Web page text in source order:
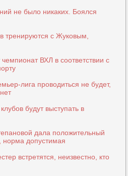
не было никаких. Боялся
тренируются с Жуковым,
ВХЛ в соответствии с
лига проводиться не будет,
будут выступать в
дала положительный
норма допустимая
встретятся, неизвестно, кто